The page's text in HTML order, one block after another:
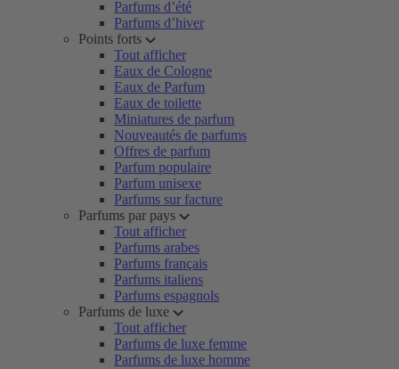
Parfums d’été
Parfums d’hiver
Points forts
Tout afficher
Eaux de Cologne
Eaux de Parfum
Eaux de toilette
Miniatures de parfum
Nouveautés de parfums
Offres de parfum
Parfum populaire
Parfum unisexe
Parfums sur facture
Parfums par pays
Tout afficher
Parfums arabes
Parfums français
Parfums italiens
Parfums espagnols
Parfums de luxe
Tout afficher
Parfums de luxe femme
Parfums de luxe homme